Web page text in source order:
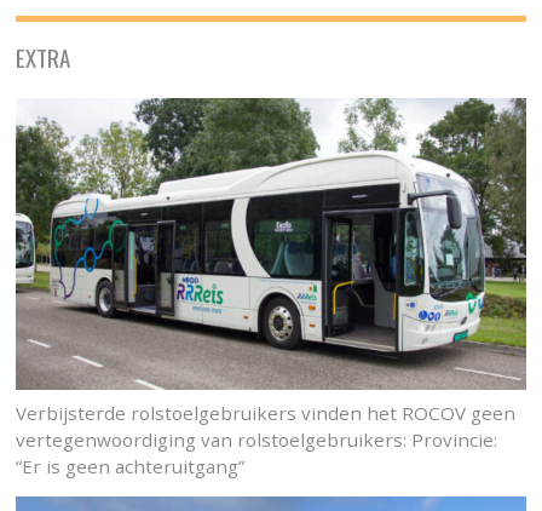
EXTRA
Verbijsterde rolstoelgebruikers vinden het ROCOV geen
vertegenwoordiging van rolstoelgebruikers: Provincie:
“Er is geen achteruitgang”